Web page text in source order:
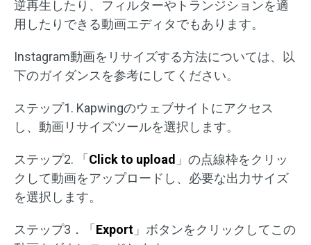
逆再生したり、フィルターやトランジションを適
用したりできる動画エディタでもあります。
Instagram動画をリサイズする方法については、以
下のガイダンスを参考にしてください。
ステップ1. Kapwingのウェブサイトにアクセス
し、動画リサイズツールを選択します。
ステップ2. 「Click to upload 」の点線枠をクリッ
クして動画をアップロードし、必要な出力サイズ
を選択します。
ステップ3．「Export 」ボタンをクリックしてこの